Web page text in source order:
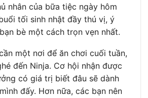
nhân của bữa tiệc ngày hôm
tối sinh nhật đầy thú vị, ý
bè một cách trọn vẹn nhất.
một nơi để ăn chơi cuối tuần,
đến Ninja. Cơ hội nhận được
có giá trị biết đâu sẽ dành
đấy. Hơn nữa, các bạn nên